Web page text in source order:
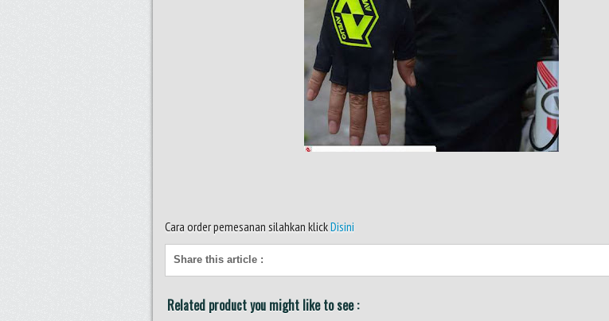
Cara order pemesanan silahkan klickDisini
Share this article :
Related product you might like to see :